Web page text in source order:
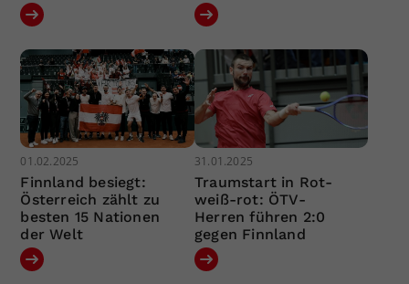
01.02.2025
Finnland besiegt:
Österreich zählt zu
besten 15 Nationen
der Welt
31.01.2025
Traumstart in Rot-
weiß-rot: ÖTV-
Herren führen 2:0
gegen Finnland